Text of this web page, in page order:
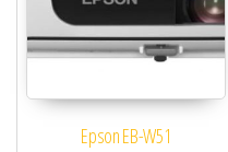
Epson EB-W51